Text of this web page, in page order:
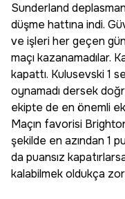
Sunderland
düşme hattına indi.
ve işleri her geçen
maçı kazanamadılar.
kapattı. Kulusevski 1
oynamadı dersek
ekipte de en önemli
Maçın favorisi
şekilde en azından 1
da puansız
kalabilmek oldukça